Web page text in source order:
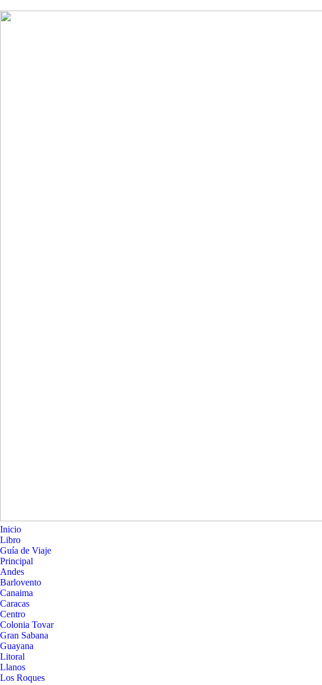
Inicio
Libro
Guía de Viaje
Principal
Andes
Barlovento
Canaima
Caracas
Centro
Colonia Tovar
Gran Sabana
Guayana
Litoral
Llanos
Los Roques